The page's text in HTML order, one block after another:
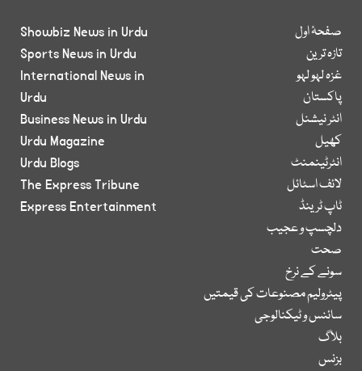
صفحۂ اول
تازہ ترین
غزہ لہو لہو
پاکستان
انٹر نیشنل
کھیل
انٹرٹینمنٹ
لائف اسٹائل
ٹاپ ٹرینڈ
دلچسپ و عجیب
صحت
سونے کے نرخ
پیٹرولیم مصنوعات کی قیمتیں
سائنس و ٹیکنالوجی
بلاگ
بزنس
Showbiz News in Urdu
Sports News in Urdu
International News in
Urdu
Business News in Urdu
Urdu Magazine
Urdu Blogs
The Express Tribune
Express Entertainment